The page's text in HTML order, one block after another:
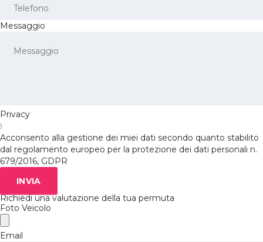
Messaggio
Privacy
Acconsento alla gestione dei miei dati secondo quanto stabilito
dal regolamento europeo per la protezione dei dati personali n.
679/2016, GDPR
INVIA
Richiedi una valutazione della tua permuta
Foto Veicolo
Email